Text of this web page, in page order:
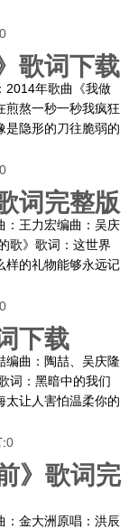
0
歌词下载
2014年歌曲《我做
煎熬一秒一秒我疯狂
是隐形的刀往脆弱的
0
词完整版
：王力宏编曲：吴庆
歌》歌词：这世界
样的礼物能够永远记
0
下载
编曲：陶喆、吴庆隆
词：黑暗中的我们
太让人害怕温柔你的
:0
》歌词完
：金大洲原唱：洪辰